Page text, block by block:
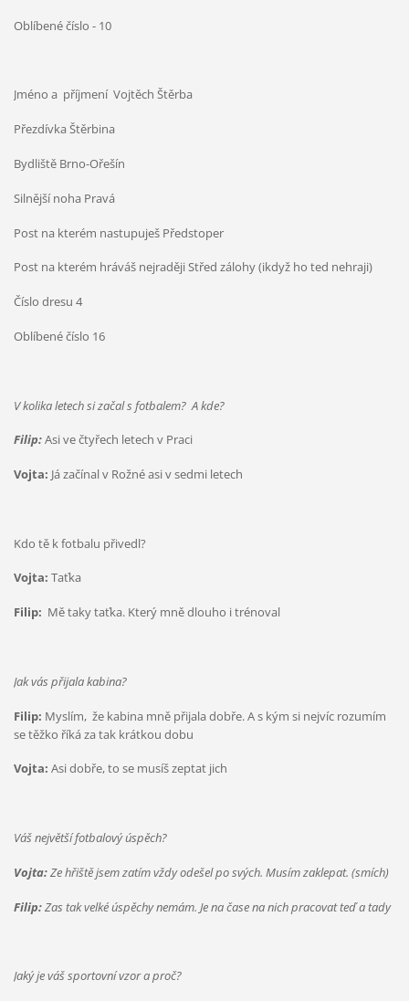
Oblíbené číslo - 10
Jméno a příjmení Vojtěch Štěrba
Přezdívka Štěrbina
Bydliště Brno-Ořešín
Silnější noha Pravá
Post na kterém nastupuješ Předstoper
Post na kterém hráváš nejraději Střed zálohy (ikdyž ho ted nehraji)
Číslo dresu 4
Oblíbené číslo 16
V kolika letech si začal s fotbalem? A kde?
Filip:Asi ve čtyřech letech v Praci
Vojta: Já začínal v Rožné asi v sedmi letech
Kdo tě k fotbalu přivedl?
Vojta: Taťka
Filip: Mě taky taťka. Který mně dlouho i trénoval
Jak vás přijala kabina?
Filip: Myslím, že kabina mně přijala dobře. A s kým si nejvíc rozumím
se těžko říká za tak krátkou dobu
Vojta: Asi dobře, to se musíš zeptat jich
Váš největší fotbalový úspěch?
Vojta:Ze hřiště jsem zatím vždy odešel po svých. Musím zaklepat. (smích)
Filip:Zas tak velké úspěchy nemám. Je na čase na nich pracovat teď a tady
Jaký je váš sportovní vzor a proč?